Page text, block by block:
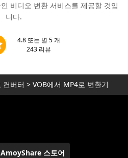
비디오 변환 서비스를 제공할 것입
니다.
4.8 또는 별 5 개
243 리뷰
컨버터 > VOB에서 MP4로 변환기
AmoyShare 스토어